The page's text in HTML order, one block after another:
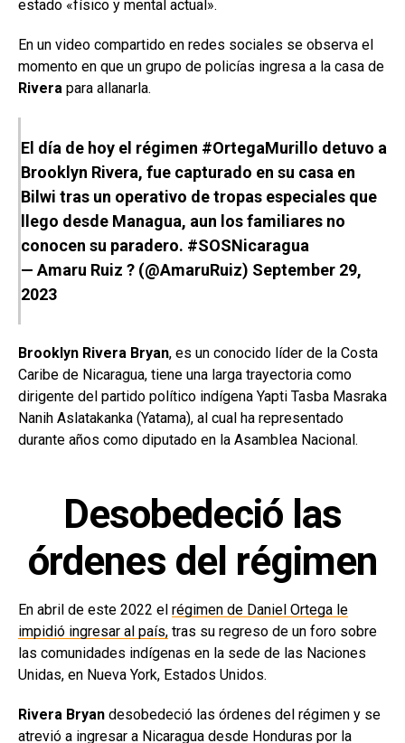
estado «físico y mental actual».
En un video compartido en redes sociales se observa el
momento en que un grupo de policías ingresa a la casa de
Rivera para allanarla.
El día de hoy el régimen #OrtegaMurillo detuvo a
Brooklyn Rivera, fue capturado en su casa en
Bilwi tras un operativo de tropas especiales que
llego desde Managua, aun los familiares no
conocen su paradero. #SOSNicaragua
— Amaru Ruiz ? (@AmaruRuiz) September 29,
2023
Brooklyn Rivera Bryan, es un conocido líder de la Costa
Caribe de Nicaragua, tiene una larga trayectoria como
dirigente del partido político indígena Yapti Tasba Masraka
Nanih Aslatakanka (Yatama), al cual ha representado
durante años como diputado en la Asamblea Nacional.
Desobedeció las
órdenes del régimen
En abril de este 2022 el régimen de Daniel Ortega le
impidió ingresar al país, tras su regreso de un foro sobre
las comunidades indígenas en la sede de las Naciones
Unidas, en Nueva York, Estados Unidos.
Rivera Bryan desobedeció las órdenes del régimen y se
atrevió a ingresar a Nicaragua desde Honduras por la